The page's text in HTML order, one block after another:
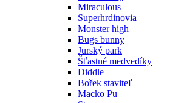
Miraculous
Superhrdinovia
Monster high
Bugs bunny
Jurský park
Šťastné medvedíky
Diddle
Bořek staviteľ
Macko Pu